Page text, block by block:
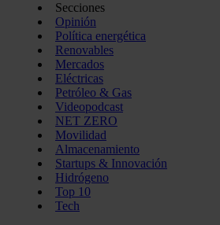
Secciones
Opinión
Política energética
Renovables
Mercados
Eléctricas
Petróleo & Gas
Videopodcast
NET ZERO
Movilidad
Almacenamiento
Startups & Innovación
Hidrógeno
Top 10
Tech